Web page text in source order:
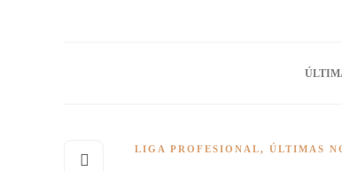
LIGA PROFESIONAL, ÚLTIMAS